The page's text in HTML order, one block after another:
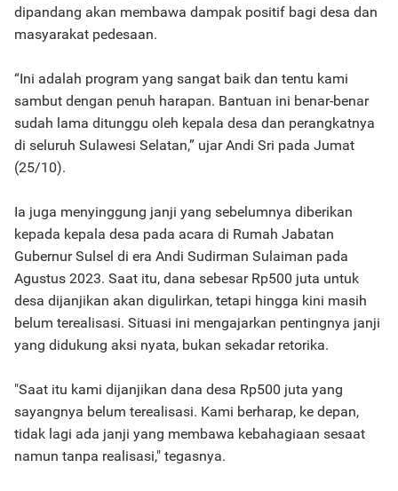
dipandang akan membawa dampak positif bagi desa dan
masyarakat pedesaan.
“Ini adalah program yang sangat baik dan tentu kami
sambut dengan penuh harapan. Bantuan ini benar-benar
sudah lama ditunggu oleh kepala desa dan perangkatnya
di seluruh Sulawesi Selatan,” ujar Andi Sri pada Jumat
(25/10).
Ia juga menyinggung janji yang sebelumnya diberikan
kepada kepala desa pada acara di Rumah Jabatan
Gubernur Sulsel di era Andi Sudirman Sulaiman pada
Agustus 2023. Saat itu, dana sebesar Rp500 juta untuk
desa dijanjikan akan digulirkan, tetapi hingga kini masih
belum terealisasi. Situasi ini mengajarkan pentingnya janji
yang didukung aksi nyata, bukan sekadar retorika.
"Saat itu kami dijanjikan dana desa Rp500 juta yang
sayangnya belum terealisasi. Kami berharap, ke depan,
tidak lagi ada janji yang membawa kebahagiaan sesaat
namun tanpa realisasi," tegasnya.